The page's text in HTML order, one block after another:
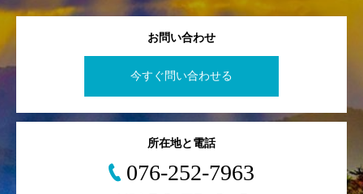
お問い合わせ
今すぐ問い合わせる
所在地と電話
076-252-7963